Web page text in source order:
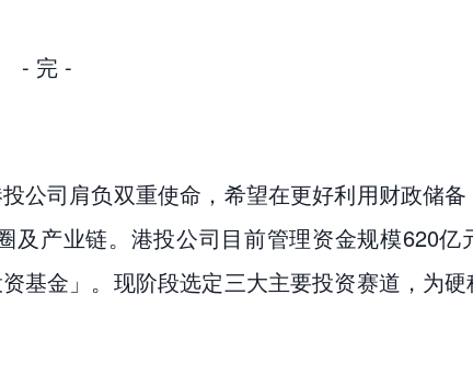
- 完 -
公司肩负双重使命，希望在更好利用财政储
产业链。港投公司目前管理资金规模620亿
基金」。现阶段选定三大主要投资赛道，为